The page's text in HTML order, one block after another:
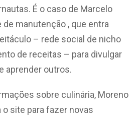
É o caso de Marcelo
de manutenção , que entra
– rede social de nicho
de receitas – para divulgar
aprender outros.
sobre culinária, Moreno
site para fazer novas